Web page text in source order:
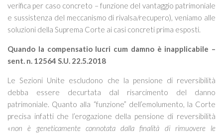
verifica per caso concreto – funzione del vantaggio patrimoniale
e sussistenza del meccanismo di rivalsa/recupero), veniamo alle
soluzioni della Suprema Corte ai casi concreti prima esposti.
Quando la compensatio lucri cum damno è inapplicabile –
sent. n. 12564 S.U. 22.5.2018
Le Sezioni Unite escludono che la pensione di reversibilità
debba essere decurtata dal risarcimento del danno
patrimoniale. Quanto alla “funzione” dell’emolumento, la Corte
precisa infatti che l’erogazione della pensione di reversibilità
«non è geneticamente connotata dalla finalità di rimuovere le